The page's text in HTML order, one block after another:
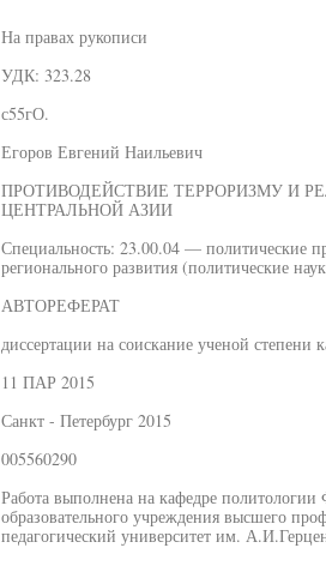
На правах рукописи
УДК: 323.28
с55гО.
Егоров Евгений Наильевич
ПРОТИВОДЕЙСТВИЕ ТЕРРОРИЗМУ И
ЦЕНТРАЛЬНОЙ АЗИИ
Специальность: 23.00.04 — политические
регионального развития (политические
АВТОРЕФЕРАТ
диссертации на соискание ученой степени
11 ПАР 2015
Санкт - Петербург 2015
005560290
Работа выполнена на кафедре политологии
образовательного учреждения высшего
педагогический университет им.